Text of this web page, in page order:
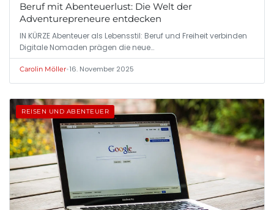
Beruf mit Abenteuerlust: Die Welt der
Adventurepreneure entdecken
IN KÜRZE Abenteuer als Lebensstil: Beruf und Freiheit verbinden
Digitale Nomaden prägen die neue…
Carolin Möller•16. November 2025
REISEN UND ABENTEUER